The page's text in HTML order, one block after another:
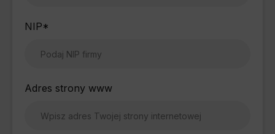
NIP*
Adres strony www